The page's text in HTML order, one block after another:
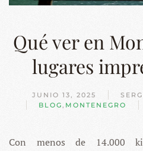
Qué ver en
lugares
JUNIO 13, 2025
BLOG , MONTENEGRO
Con menos de 14.000